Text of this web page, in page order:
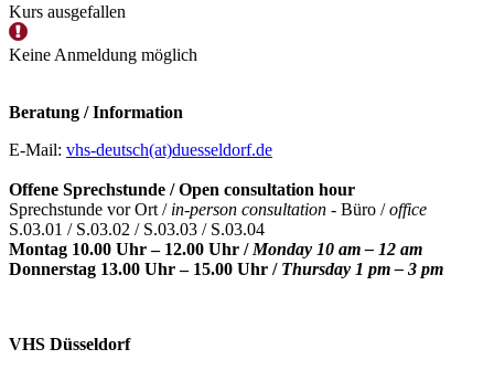
Kurs ausgefallen
Keine Anmeldung möglich
Beratung / Information
E-Mail: vhs-deutsch(at)duesseldorf.de
Offene Sprechstunde / Open consultation hour
Sprechstunde vor Ort / in-person consultation - Büro /office
S.03.01 / S.03.02 / S.03.03 / S.03.04
Montag 10.00 Uhr – 12.00 Uhr / Monday 10 am – 12 am
Donnerstag 13.00 Uhr – 15.00 Uhr / Thursday 1 pm – 3 pm
VHS Düsseldorf